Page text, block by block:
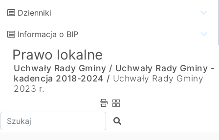
Dzienniki
Informacja o BIP
Prawo lokalne
Uchwały Rady Gminy / Uchwały Rady Gminy -
kadencja 2018-2024 / Uchwały Rady Gminy
2023 r.
Wpisz tekst do wyszukania Szukaj